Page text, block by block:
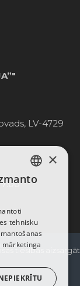
LV-4729
tiesības
LATVIAN
ENGLISH
×
tehnisku